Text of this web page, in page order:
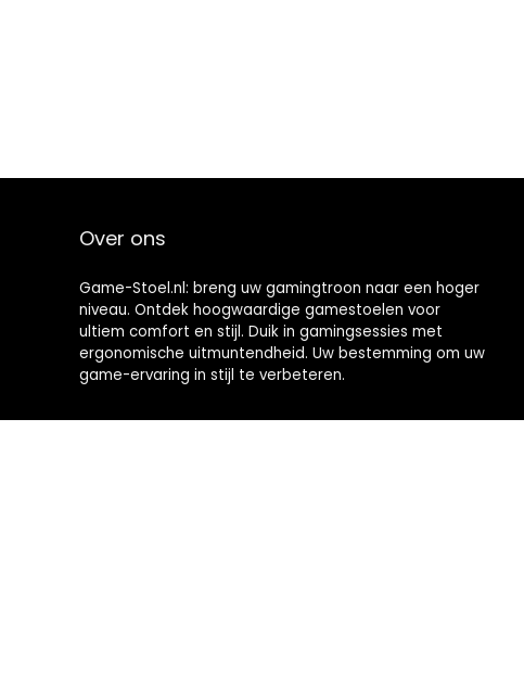
Over ons
Game-Stoel.nl: breng uw gamingtroon naar een hoger
niveau. Ontdek hoogwaardige gamestoelen voor
ultiem comfort en stijl. Duik in gamingsessies met
ergonomische uitmuntendheid. Uw bestemming om uw
game-ervaring in stijl te verbeteren.